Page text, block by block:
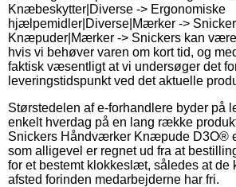
Knæbeskytter|Diverse -> Ergonomiske
hjælpemidler|Diverse|Mærker ->
Knæpuder|Mærker -> Snickers kan
hvis vi behøver varen om kort tid, og
faktisk væsentligt at vi undersøger det
leveringstidspunkt ved det aktuelle
Størstedelen af e-forhandlere byder på
enkelt hverdag på en lang række
Snickers Håndværker Knæpude D3O®
som alligevel er regnet ud fra at
for et bestemt klokkeslæt, således at de
afsted forinden medarbejderne har fri.